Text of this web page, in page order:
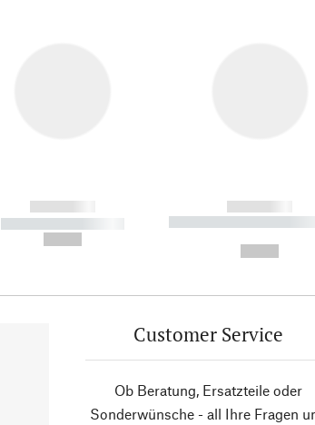
------------
----------- -----------
------------
----------- -----------
Customer Service
Ob Beratung, Ersatzteile oder
Sonderwünsche - all Ihre Fragen